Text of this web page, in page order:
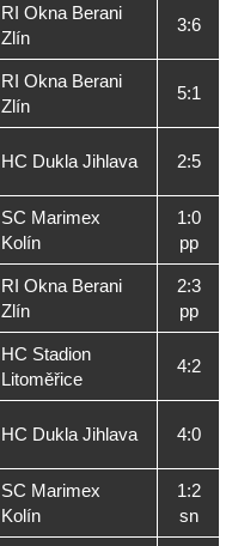
RI Okna Berani
Zlín
3:6
RI Okna Berani
Zlín
5:1
HC Dukla Jihlava 2:5
SC Marimex
Kolín
1:0
pp
RI Okna Berani
Zlín
2:3
pp
HC Stadion
Litoměřice
4:2
HC Dukla Jihlava 4:0
SC Marimex
Kolín
1:2
sn